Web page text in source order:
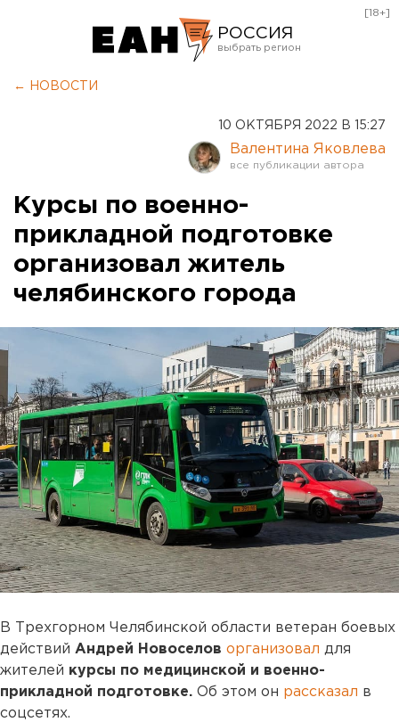
РОССИЯ
Оренбург
[18+]
← НОВОСТИ
10 ОКТЯБРЯ 2022 В 15:27
Валентина Яковлева
Курсы по военно-
прикладной подготовке
организовал житель
челябинского города
В Трехгорном Челябинской области ветеран боевых
действий Андрей Новоселов организовал для
жителей курсы по медицинской и военно-
прикладной подготовке. Об этом он рассказал в
соцсетях.